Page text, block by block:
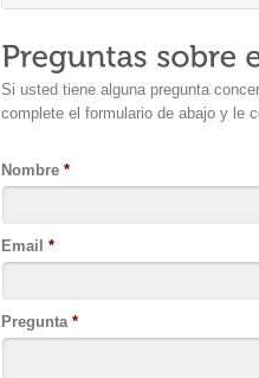
Si usted tiene alguna pregunta
complete el formulario de abajo y le
Nombre *
Email *
Pregunta *